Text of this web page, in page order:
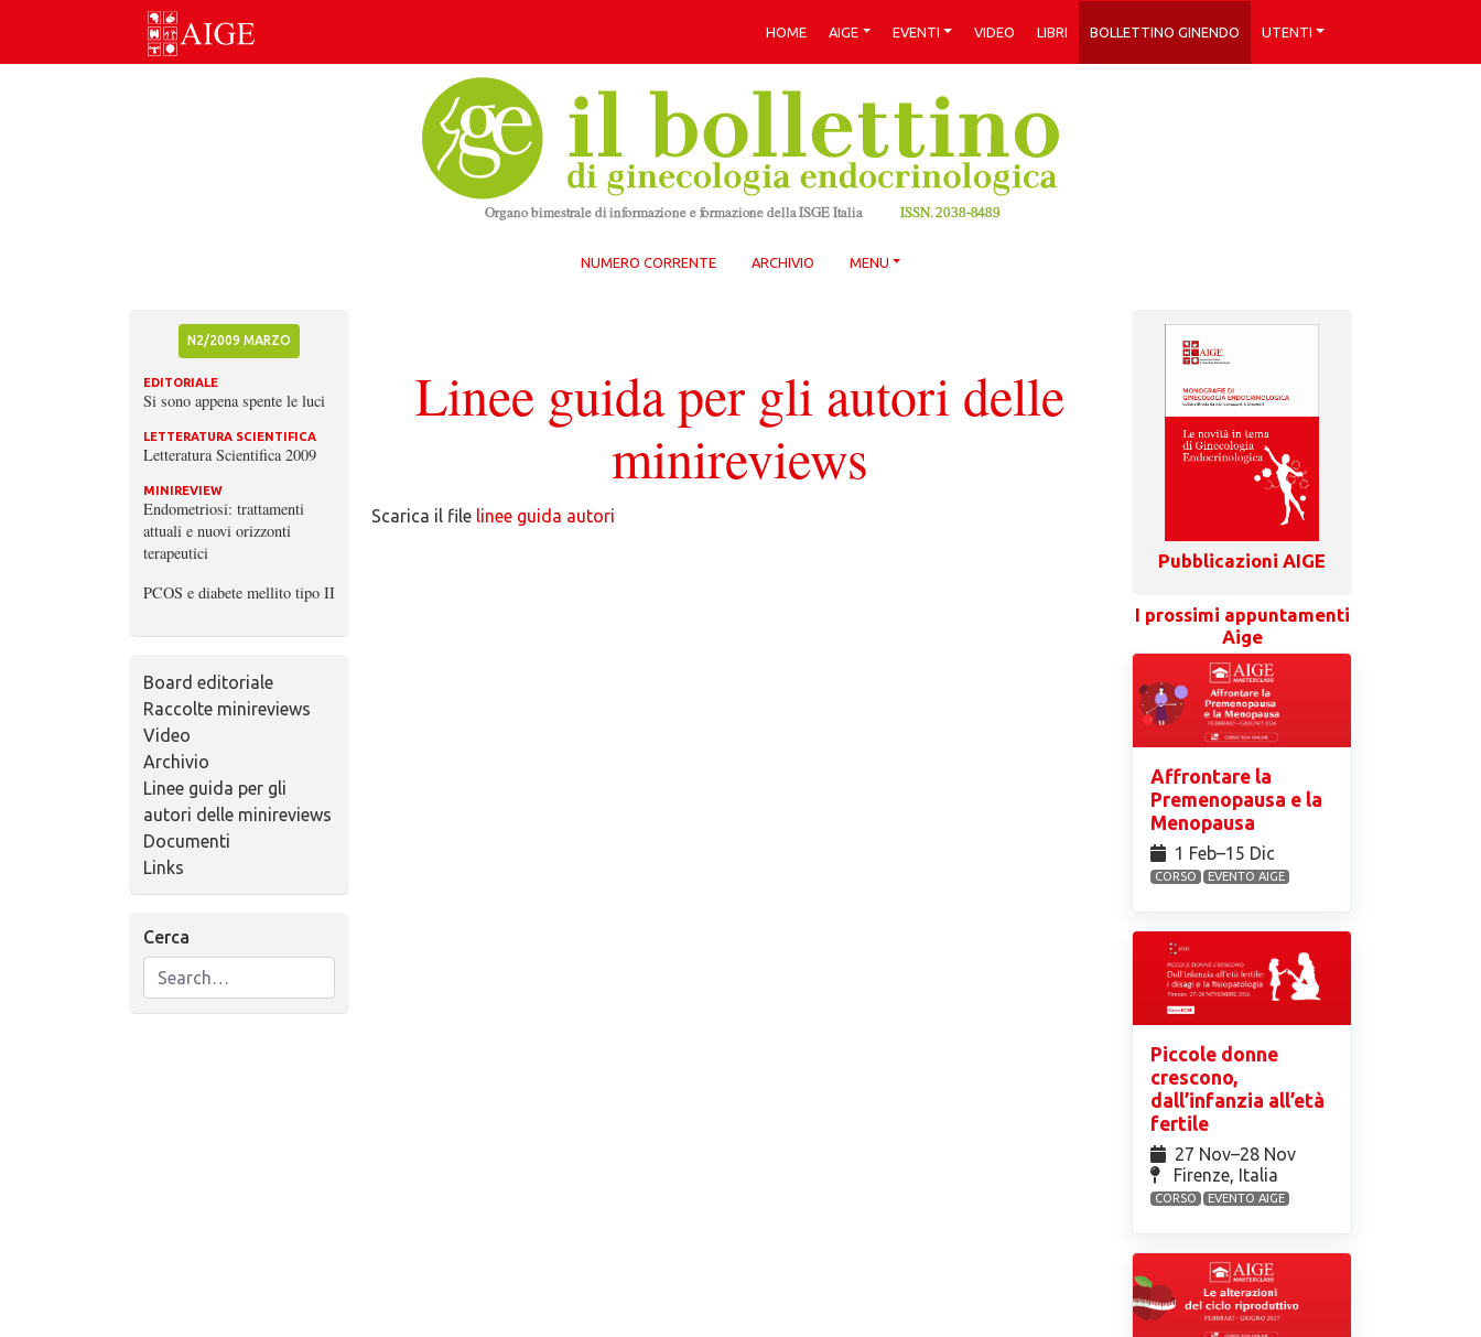
Skip
HOME AIGE EVENTI VIDEO LIBRI BOLLETTINO GINENDO UTENTI
NUMERO CORRENTE ARCHIVIO MENU
N2/2009 MARZO
EDITORIALE
Si sono appena spente le luci
LETTERATURA SCIENTIFICA
Letteratura Scientifica 2009
MINIREVIEW
Endometriosi: trattamenti
attuali e nuovi orizzonti
terapeutici
PCOS e diabete mellito tipo II
Board editoriale
Raccolte minireviews
Video
Archivio
Linee guida per gli
autori delle minireviews
Documenti
Links
Cerca
Linee guida per gli autori delle
minireviews
Scarica il file linee guida autori
Pubblicazioni AIGE
I prossimi appuntamenti
Aige
Affrontare la
Premenopausa e la
Menopausa
1 Feb⁠–15 Dic
CORSO EVENTO AIGE
Piccole donne
crescono,
dall’infanzia all’età
fertile
27 Nov⁠–28 Nov
Firenze, Italia
CORSO EVENTO AIGE